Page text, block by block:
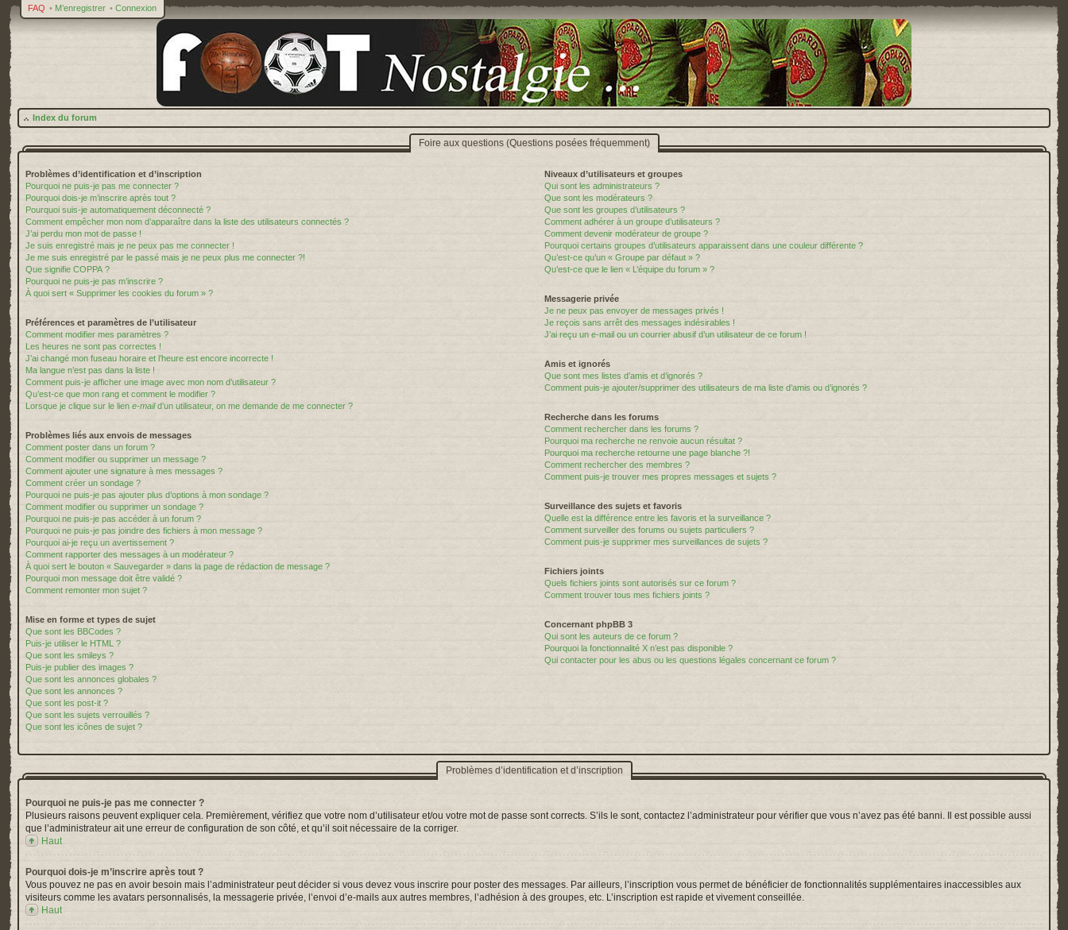
FAQ • M’enregistrer • Connexion
Index du forum
Foire aux questions (Questions posées fréquemment)
Problèmes d’identification et d’inscription
Pourquoi ne puis-je pas me connecter ?
Pourquoi dois-je m’inscrire après tout ?
Pourquoi suis-je automatiquement déconnecté ?
Comment empêcher mon nom d’apparaître dans la liste des utilisateurs connectés ?
J’ai perdu mon mot de passe !
Je suis enregistré mais je ne peux pas me connecter !
Je me suis enregistré par le passé mais je ne peux plus me connecter ?!
Que signifie COPPA ?
Pourquoi ne puis-je pas m’inscrire ?
À quoi sert « Supprimer les cookies du forum » ?
Préférences et paramètres de l’utilisateur
Comment modifier mes paramètres ?
Les heures ne sont pas correctes !
J’ai changé mon fuseau horaire et l’heure est encore incorrecte !
Ma langue n’est pas dans la liste !
Comment puis-je afficher une image avec mon nom d’utilisateur ?
Qu’est-ce que mon rang et comment le modifier ?
Lorsque je clique sur le lien e-maild’un utilisateur, on me demande de me connecter ?
Problèmes liés aux envois de messages
Comment poster dans un forum ?
Comment modifier ou supprimer un message ?
Comment ajouter une signature à mes messages ?
Comment créer un sondage ?
Pourquoi ne puis-je pas ajouter plus d’options à mon sondage ?
Comment modifier ou supprimer un sondage ?
Pourquoi ne puis-je pas accéder à un forum ?
Pourquoi ne puis-je pas joindre des fichiers à mon message ?
Pourquoi ai-je reçu un avertissement ?
Comment rapporter des messages à un modérateur ?
À quoi sert le bouton « Sauvegarder » dans la page de rédaction de message ?
Pourquoi mon message doit être validé ?
Comment remonter mon sujet ?
Mise en forme et types de sujet
Que sont les BBCodes ?
Puis-je utiliser le HTML ?
Que sont les smileys ?
Puis-je publier des images ?
Que sont les annonces globales ?
Que sont les annonces ?
Que sont les post-it ?
Que sont les sujets verrouillés ?
Que sont les icônes de sujet ?
Niveaux d’utilisateurs et groupes
Qui sont les administrateurs ?
Que sont les modérateurs ?
Que sont les groupes d’utilisateurs ?
Comment adhérer à un groupe d’utilisateurs ?
Comment devenir modérateur de groupe ?
Pourquoi certains groupes d’utilisateurs apparaissent dans une couleur différente ?
Qu’est-ce qu’un « Groupe par défaut » ?
Qu’est-ce que le lien « L’équipe du forum » ?
Messagerie privée
Je ne peux pas envoyer de messages privés !
Je reçois sans arrêt des messages indésirables !
J’ai reçu un e-mail ou un courrier abusif d’un utilisateur de ce forum !
Amis et ignorés
Que sont mes listes d’amis et d’ignorés ?
Comment puis-je ajouter/supprimer des utilisateurs de ma liste d’amis ou d’ignorés ?
Recherche dans les forums
Comment rechercher dans les forums ?
Pourquoi ma recherche ne renvoie aucun résultat ?
Pourquoi ma recherche retourne une page blanche ?!
Comment rechercher des membres ?
Comment puis-je trouver mes propres messages et sujets ?
Surveillance des sujets et favoris
Quelle est la différence entre les favoris et la surveillance ?
Comment surveiller des forums ou sujets particuliers ?
Comment puis-je supprimer mes surveillances de sujets ?
Fichiers joints
Quels fichiers joints sont autorisés sur ce forum ?
Comment trouver tous mes fichiers joints ?
Concernant phpBB 3
Qui sont les auteurs de ce forum ?
Pourquoi la fonctionnalité X n’est pas disponible ?
Qui contacter pour les abus ou les questions légales concernant ce forum ?
Problèmes d’identification et d’inscription
Pourquoi ne puis-je pas me connecter ?
Plusieurs raisons peuvent expliquer cela. Premièrement, vérifiez que votre nom d’utilisateur et/ou votre mot de passe sont corrects. S’ils le sont, contactez l’administrateur pour vérifier que vous n’avez pas été banni. Il est possible aussi
que l’administrateur ait une erreur de configuration de son côté, et qu’il soit nécessaire de la corriger.
Haut
Pourquoi dois-je m’inscrire après tout ?
Vous pouvez ne pas en avoir besoin mais l’administrateur peut décider si vous devez vous inscrire pour poster des messages. Par ailleurs, l’inscription vous permet de bénéficier de fonctionnalités supplémentaires inaccessibles aux
visiteurs comme les avatars personnalisés, la messagerie privée, l’envoi d’e-mails aux autres membres, l’adhésion à des groupes, etc. L’inscription est rapide et vivement conseillée.
Haut